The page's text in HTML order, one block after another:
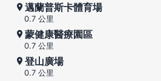
邁蘭普斯卡體育場
0.7 公里
蒙健康醫療園區
0.7 公里
登山廣場
0.7 公里